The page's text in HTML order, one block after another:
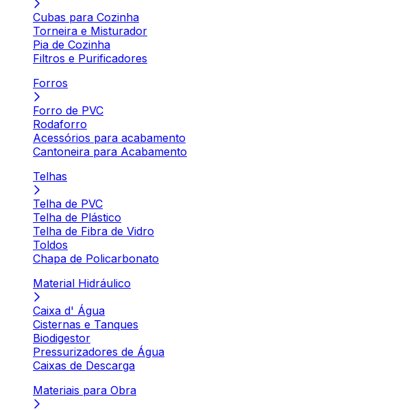
Cubas para Cozinha
Torneira e Misturador
Pia de Cozinha
Filtros e Purificadores
Forros
Forro de PVC
Rodaforro
Acessórios para acabamento
Cantoneira para Acabamento
Telhas
Telha de PVC
Telha de Plástico
Telha de Fibra de Vidro
Toldos
Chapa de Policarbonato
Material Hidráulico
Caixa d' Água
Cisternas e Tanques
Biodigestor
Pressurizadores de Água
Caixas de Descarga
Materiais para Obra